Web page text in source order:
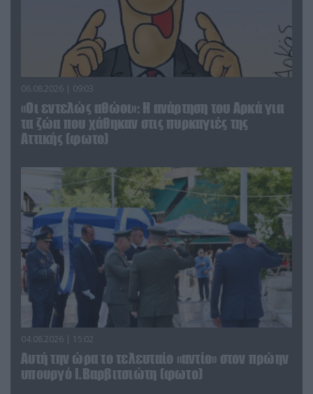
06.08.2026 | 09:03
«Οι εντελώς αθώοι»: Η ανάρτηση του Αρκά για
τα ζώα που χάθηκαν στις πυρκαγιές της
Αττικής (φωτο)
04.08.2026 | 15:02
Αυτή την ώρα το τελευταίο «αντίο» στον πρώην
υπουργό Ι.Βαρβιτσιώτη (φωτο)